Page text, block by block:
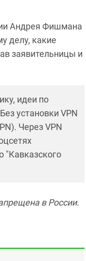
Андрея Фишмана
делу, какие
заявительницы и
идеи по
установки VPN
Через VPN
"Кавказского
в России.